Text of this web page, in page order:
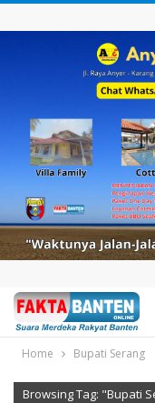
Home Bupati Serang
Browsing Tag: "Bupati